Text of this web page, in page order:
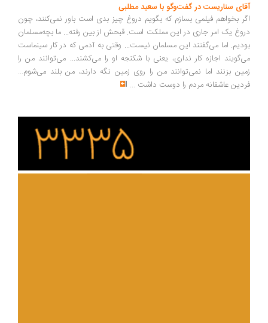
سناریست در گفت‌وگو با سعید مطلبی
بخواهم فیلمی بسازم که بگویم دروغ چیز بدی است باور نمی‌کنند، چون
یک امر جاری در این مملکت است. قبحش از بین رفته... ما بچه‌مسلمان
اما می‌گفتند این مسلمان نیست... وقتی به آدمی که در کار سینماست
اجازه کار نداری، یعنی با شکنجه او را می‌کشند... می‌توانند من را
بزنند اما نمی‌توانند من را روی زمین نگه دارند، من بلند می‌شوم...
عاشقانه مردم را دوست داشت ...